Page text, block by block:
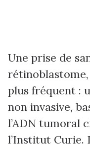
Une prise de
plus fréquent :
non invasive,
l’ADN tumoral
l’Institut Curie.